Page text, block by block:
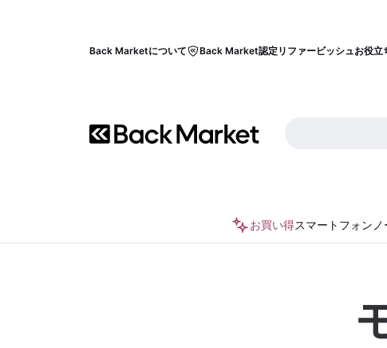
Back Marketについて Back Market認定リファービッシュお役立
お買い得スマートフォン